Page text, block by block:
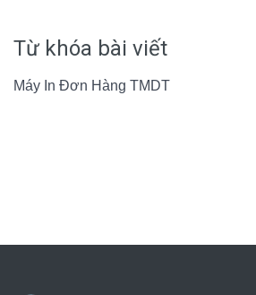
Từ khóa bài viết
Máy In Đơn Hàng TMDT